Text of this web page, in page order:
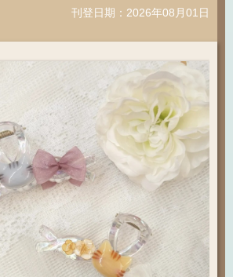
刊登日期：2026年08月01日